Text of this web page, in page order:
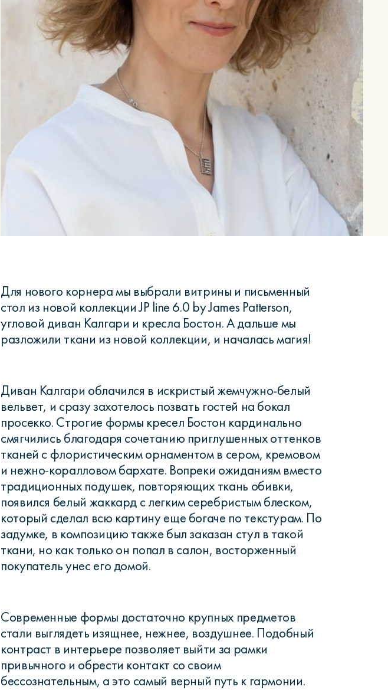
Брутал22 Аптаун
Брутал
Для нового корнера мы выбрали витрины и письменный
стол из новой коллекции JP line 6.0 by James Patterson,
угловой диван Калгари и кресла Бостон. А дальше мы
разложили ткани из новой коллекции, и началась магия!
Диван Калгари облачился в искристый жемчужно-белый
вельвет, и сразу захотелось позвать гостей на бокал
просекко. Строгие формы кресел Бостон кардинально
смягчились благодаря сочетанию приглушенных оттенков
тканей с флористическим орнаментом в сером, кремовом
и нежно-коралловом бархате. Вопреки ожиданиям вместо
традиционных подушек, повторяющих ткань обивки,
появился белый жаккард с легким серебристым блеском,
который сделал всю картину еще богаче по текстурам. По
задумке, в композицию также был заказан стул в такой
ткани, но как только он попал в салон, восторженный
покупатель унес его домой.
Современные формы достаточно крупных предметов
стали выглядеть изящнее, нежнее, воздушнее. Подобный
контраст в интерьере позволяет выйти за рамки
привычного и обрести контакт со своим
бессознательным, а это самый верный путь к гармонии.